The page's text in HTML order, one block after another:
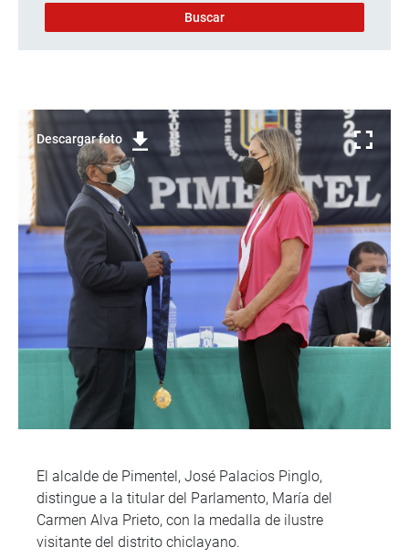
Descargar foto
El alcalde de Pimentel, José Palacios Pinglo,
distingue a la titular del Parlamento, María del
Carmen Alva Prieto, con la medalla de ilustre
visitante del distrito chiclayano.